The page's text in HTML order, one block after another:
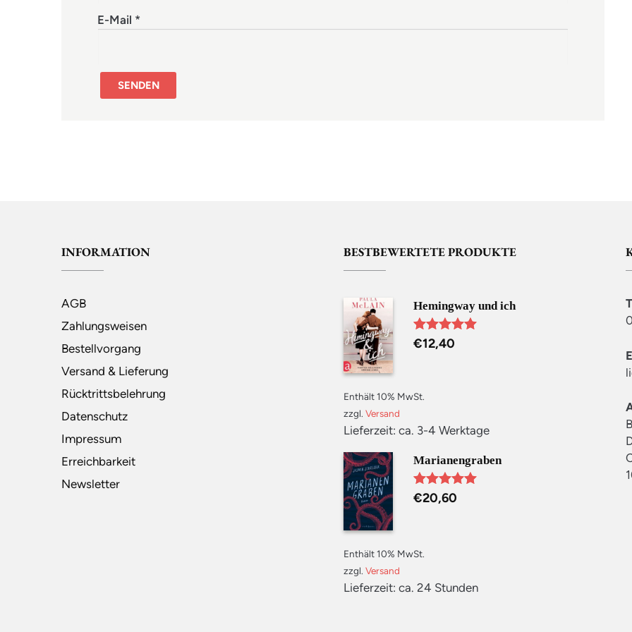
E-Mail *
INFORMATION
AGB
Zahlungsweisen
Bestellvorgang
Versand & Lieferung
Rücktrittsbelehrung
Datenschutz
Impressum
Erreichbarkeit
Newsletter
BESTBEWERTETE PRODUKTE
Hemingway und ich
Bewertet mit
€12,40
Enthält 10% MwSt.
zzgl. Versand
Lieferzeit: ca. 3-4 Werktage
Marianengraben
Bewertet mit
€20,60
Enthält 10% MwSt.
zzgl. Versand
Lieferzeit: ca. 24 Stunden